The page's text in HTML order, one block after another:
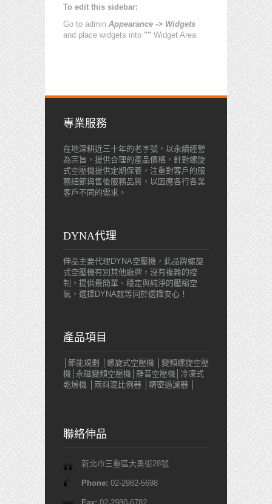
To edit this sidebar:
Go to admin Appearance -> Widgets
and place widgets into "" Widget Area
專業服務
在地深耕近三十年的老字號，以永續經營
為宗旨，提供合理的產品價格，針對螺旋
式空壓機提供定期保養，注重對客戶的服
務細節與售後服務品質，以因應各行各業
客戶不同的需求。
DYNA代理
伸品主要代理DYNA空壓機，此品牌螺旋
式空壓機有別其他廠牌，沒有複雜的控
制，提供最簡單、穩定與純淨的壓縮空
氣，選擇DYNA就等同於選擇安心！
產品項目
│節能規劃 │螺旋式空壓機 │變頻螺旋空壓
機│永磁變頻空壓機│靜音空壓機│冷凍式
乾燥機 │兩料混比例器 │精密過濾器 │
聯絡伸品
新北市三重區大勇街28號
Phone: 02-2982-5698